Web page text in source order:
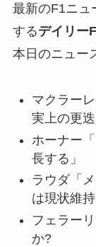
最新のF1ニュ
するデイリー
本日のニュー
マクラー
実上の更
ホーナー
長する」
ラウダ「
は現状維持
フェラー
か?